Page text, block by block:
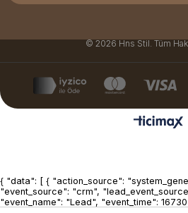
© 2026 Hns Stil. Tüm
{ "data": [ { "action_source":
"event_source": "crm",
"event_name": "Lead", "event_time":